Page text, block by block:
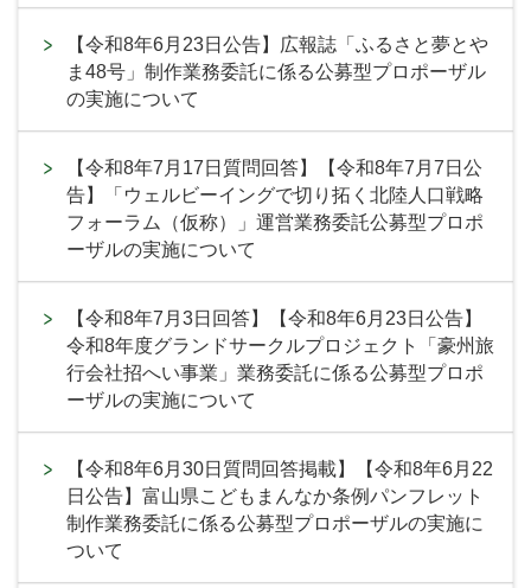
【令和8年6月23日公告】広報誌「ふるさと夢とや
ま48号」制作業務委託に係る公募型プロポーザル
の実施について
【令和8年7月17日質問回答】【令和8年7月7日公
告】「ウェルビーイングで切り拓く北陸人口戦略
フォーラム（仮称）」運営業務委託公募型プロポ
ーザルの実施について
【令和8年7月3日回答】【令和8年6月23日公告】
令和8年度グランドサークルプロジェクト「豪州旅
行会社招へい事業」業務委託に係る公募型プロポ
ーザルの実施について
【令和8年6月30日質問回答掲載】【令和8年6月22
日公告】富山県こどもまんなか条例パンフレット
制作業務委託に係る公募型プロポーザルの実施に
ついて